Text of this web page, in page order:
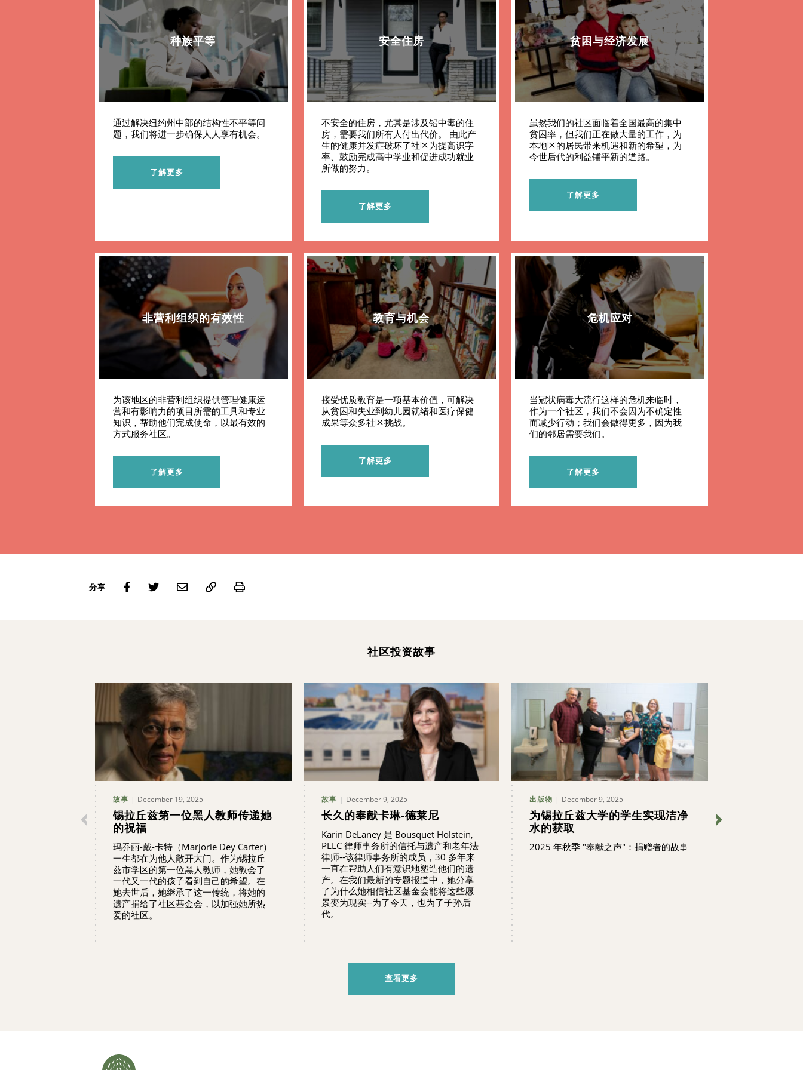
种族平等
通过解决纽约州中部的结构性不平等问
题，我们将进一步确保人人享有机会。
了解更多
安全住房
不安全的住房，尤其是涉及铅中毒的住
房，需要我们所有人付出代价。 由此产
生的健康并发症破坏了社区为提高识字
率、鼓励完成高中学业和促进成功就业
所做的努力。
了解更多
贫困与经济发展
虽然我们的社区面临着全国最高的集中
贫困率，但我们正在做大量的工作，为
本地区的居民带来机遇和新的希望，为
今世后代的利益铺平新的道路。
了解更多
非营利组织的有效性
为该地区的非营利组织提供管理健康运
营和有影响力的项目所需的工具和专业
知识，帮助他们完成使命，以最有效的
方式服务社区。
了解更多
教育与机会
接受优质教育是一项基本价值，可解决
从贫困和失业到幼儿园就绪和医疗保健
成果等众多社区挑战。
了解更多
危机应对
当冠状病毒大流行这样的危机来临时，
作为一个社区，我们不会因为不确定性
而减少行动；我们会做得更多，因为我
们的邻居需要我们。
了解更多
分享 Print
社区投资故事
故事 December 19, 2025
锡拉丘兹第一位黑人教师传递她
的祝福
玛乔丽-戴-卡特（Marjorie Dey Carter）
一生都在为他人敞开大门。作为锡拉丘
兹市学区的第一位黑人教师，她教会了
一代又一代的孩子看到自己的希望。在
她去世后，她继承了这一传统，将她的
遗产捐给了社区基金会，以加强她所热
爱的社区。
故事 December 9, 2025
长久的奉献卡琳-德莱尼
Karin DeLaney 是 Bousquet Holstein,
PLLC 律师事务所的信托与遗产和老年法
律师--该律师事务所的成员，30 多年来
一直在帮助人们有意识地塑造他们的遗
产。在我们最新的专题报道中，她分享
了为什么她相信社区基金会能将这些愿
景变为现实--为了今天，也为了子孙后
代。
出版物 December 9, 2025
为锡拉丘兹大学的学生实现洁净
水的获取
2025 年秋季 "奉献之声"：捐赠者的故事
查看更多
搜索